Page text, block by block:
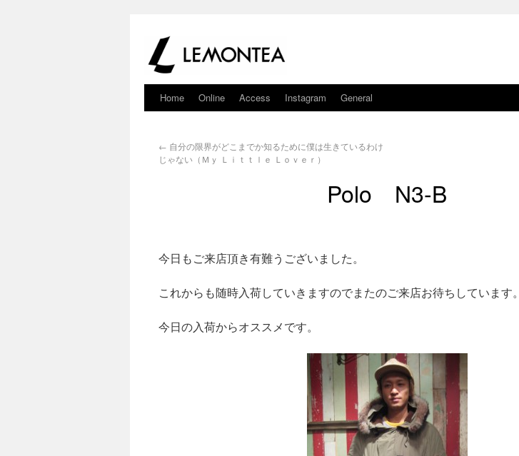
Home Online Access Instagram General
← 自分の限界がどこまでか知るために僕は生きているわけ
じゃない（Ｍｙ Ｌｉｔｔｌｅ Ｌｏｖｅｒ）
Polo N3-B
今日もご来店頂き有難うございました。
これからも随時入荷していきますのでまたのご来店お待ちしています。
今日の入荷からオススメです。